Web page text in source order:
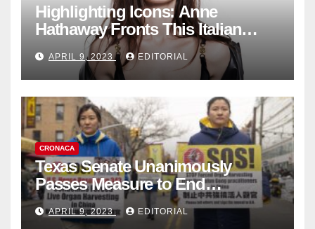
Highlighting Icons: Anne
Hathaway Fronts This Italian
Fashion Brand's Latest
Collection
APRIL 9, 2023 EDITORIAL
CRONACA
Texas Senate Unanimously
Passes Measure to End
Complicity in Beijing’s Forced
Organ Harvesting
APRIL 9, 2023 EDITORIAL